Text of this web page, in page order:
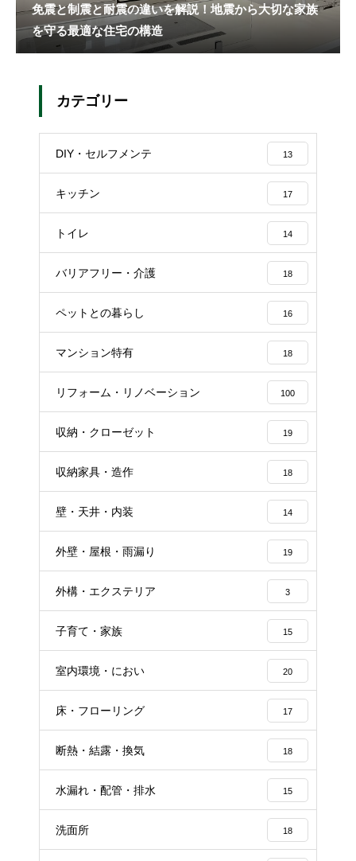
免震と制震と耐震の違いを解説！地震から大切な家族
を守る最適な住宅の構造
カテゴリー
DIY・セルフメンテ 13
キッチン 17
トイレ 14
バリアフリー・介護 18
ペットとの暮らし 16
マンション特有 18
リフォーム・リノベーション 100
収納・クローゼット 19
収納家具・造作 18
壁・天井・内装 14
外壁・屋根・雨漏り 19
外構・エクステリア 3
子育て・家族 15
室内環境・におい 20
床・フローリング 17
断熱・結露・換気 18
水漏れ・配管・排水 15
洗面所 18